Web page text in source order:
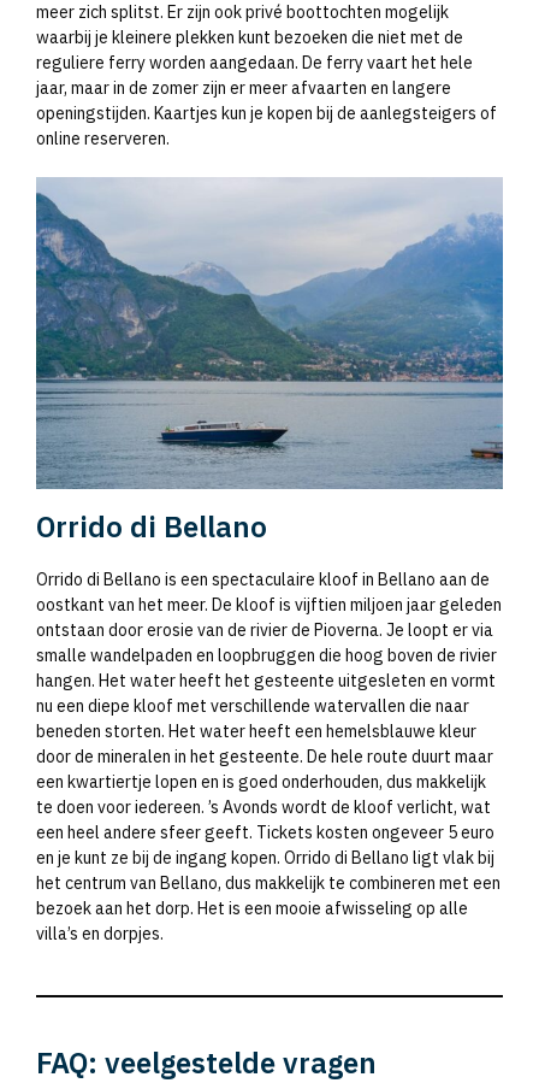
meer zich splitst. Er zijn ook privé boottochten mogelijk
waarbij je kleinere plekken kunt bezoeken die niet met de
reguliere ferry worden aangedaan. De ferry vaart het hele
jaar, maar in de zomer zijn er meer afvaarten en langere
openingstijden. Kaartjes kun je kopen bij de aanlegsteigers of
online reserveren.
Orrido di Bellano
Orrido di Bellano is een spectaculaire kloof in Bellano aan de
oostkant van het meer. De kloof is vijftien miljoen jaar geleden
ontstaan door erosie van de rivier de Pioverna. Je loopt er via
smalle wandelpaden en loopbruggen die hoog boven de rivier
hangen. Het water heeft het gesteente uitgesleten en vormt
nu een diepe kloof met verschillende watervallen die naar
beneden storten. Het water heeft een hemelsblauwe kleur
door de mineralen in het gesteente. De hele route duurt maar
een kwartiertje lopen en is goed onderhouden, dus makkelijk
te doen voor iedereen. ’s Avonds wordt de kloof verlicht, wat
een heel andere sfeer geeft. Tickets kosten ongeveer 5 euro
en je kunt ze bij de ingang kopen. Orrido di Bellano ligt vlak bij
het centrum van Bellano, dus makkelijk te combineren met een
bezoek aan het dorp. Het is een mooie afwisseling op alle
villa’s en dorpjes.
FAQ: veelgestelde vragen